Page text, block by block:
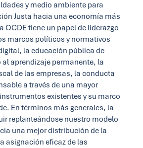
y medio ambiente para
Justa hacia una economía más
OCDE tiene un papel de liderazgo
marcos políticos y normativos
la educación pública de
al aprendizaje permanente, la
de las empresas, la conducta
a través de una mayor
existentes y su marco
En términos más generales, la
replanteándose nuestro modelo
una mejor distribución de la
asignación eficaz de las